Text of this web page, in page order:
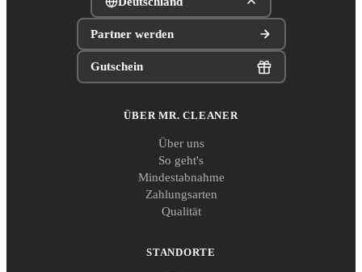
Partner werden
Gutschein
ÜBER MR. CLEANER
Über uns
So geht's
Mindestabnahme
Zahlungsarten
Qualität
STANDORTE